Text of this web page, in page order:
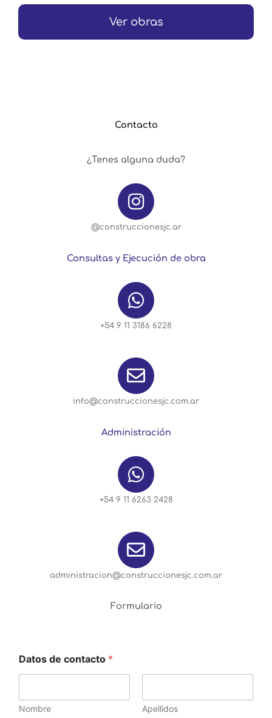
Ver obras
Contacto
¿Tenes alguna duda?
@construccionesjc.ar
Consultas y Ejecución de obra
+54 9 11 3186 6228
info@construccionesjc.com.ar
Administración
+54 9 11 6263 2428
administracion@construccionesjc.com.ar
Formulario
Datos de contacto *
Nombre Apellidos